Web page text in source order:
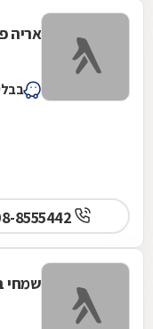
אריה
בבלי 25,
שמחי